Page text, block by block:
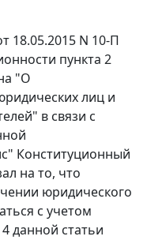
18.05.2015 N 10-П
пункта 2
"О
лиц и
в связи с
Конституционный
на то, что
юридического
с учетом
данной статьи